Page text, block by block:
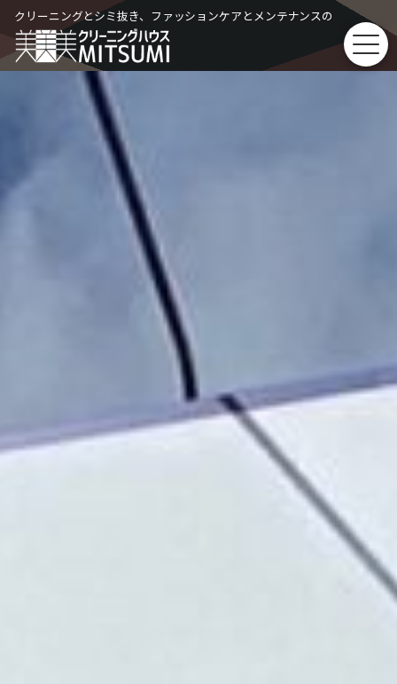
Skip
to
content
クリーニングとシミ抜き、ファッションケアとメンテナンスの